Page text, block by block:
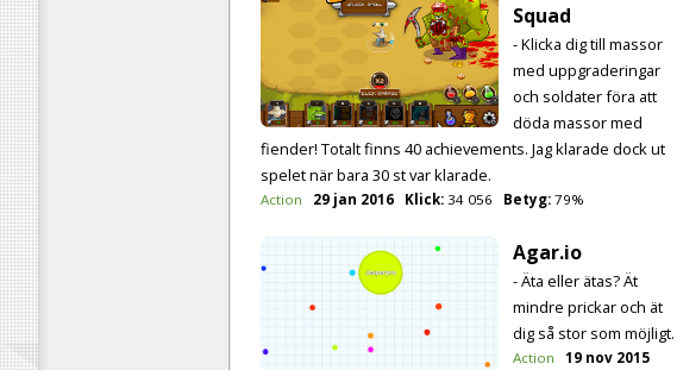
Squad
- Klicka dig till massor
med uppgraderingar
och soldater föra att
döda massor med
fiender! Totalt finns 40 achievements. Jag klarade dock ut
spelet när bara 30 st var klarade.
Action 29 jan 2016 Klick: 34 056 Betyg: 79%
Agar.io
- Äta eller ätas? Ät
mindre prickar och ät
dig så stor som möjligt.
Action
19 nov 2015